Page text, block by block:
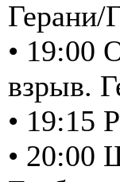
Герани/
• 19:00
взрыв.
• 19:15
• 20:00